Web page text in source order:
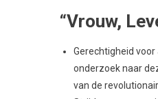
Toegang voor
machthebbers die
in de VS is
vrouwen- en